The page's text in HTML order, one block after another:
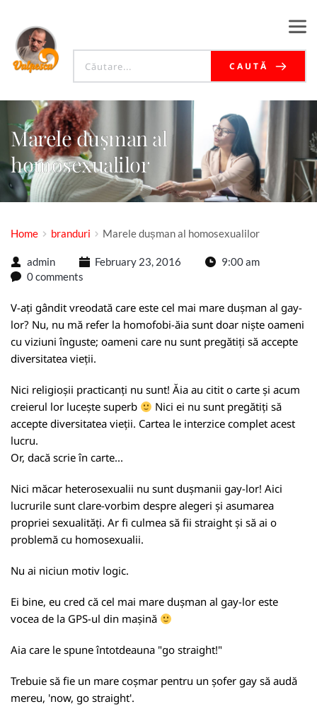
CAUTĂ
Marele dușman al
homosexualilor
Home branduri Marele dușman al homosexualilor
admin February 23, 2016
9:00 am
0 comments
V-ați gândit vreodată care este cel mai mare dușman al gay-
lor? Nu, nu mă refer la homofobi-ăia sunt doar niște oameni
cu viziuni înguste; oameni care nu sunt pregătiți să accepte
diversitatea vieții.
Nici religioșii practicanți nu sunt! Ăia au citit o carte și acum
creierul lor lucește superb
Nici ei nu sunt pregătiți să
accepte diversitatea vieții. Cartea le interzice complet acest
lucru.
Or, dacă scrie în carte...
Nici măcar heterosexualii nu sunt dușmanii gay-lor! Aici
lucrurile sunt clare-vorbim despre alegeri și asumarea
propriei sexualități. Ar fi culmea să fii straight și să ai o
problemă cu homosexualii.
Nu ai niciun motiv logic.
Ei bine, eu cred că cel mai mare dușman al gay-lor este
vocea de la GPS-ul din mașină
Aia care le spune întotdeauna "go straight!"
Trebuie să fie un mare coșmar pentru un șofer gay să audă
mereu, 'now, go straight'.